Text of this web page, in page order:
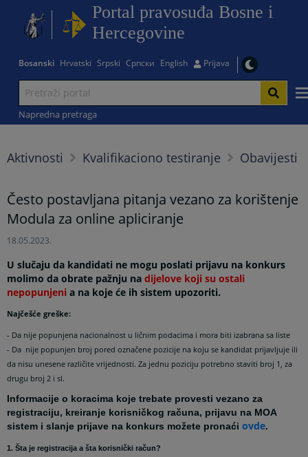
Portal pravosuđa Bosne i
Hercegovine
Bosanski Hrvatski Srpski Српски English Prijava
Napredna pretraga
Aktivnosti Kvalifikaciono testiranje Obavijesti
Često postavljana pitanja vezano za korištenje
Modula za online apliciranje
18.05.2023.
U slučaju da kandidati ne mogu poslati prijavu na konkurs
molimo da obrate pažnju nadijelove koji su ostali
nepopunjenia na koje će ih sistem upozoriti.
Najčešće greške:
- Da nije popunjena nacionalnost u ličnim podacima i mora biti izabrana sa liste
- Da nije popunjen broj pored označene pozicije na koju se kandidat prijavljuje ili
da nisu unesene različite vrijednosti. Za jednu poziciju potrebno staviti broj 1, za
drugu broj 2 i sl.
Informacije o koracima koje trebate provesti vezano za
registraciju, kreiranje korisničkog računa, prijavu na MOA
sistem i slanje prijave na konkurs možete pronaćiovde.
1. Šta je registracija a šta korisnički račun?